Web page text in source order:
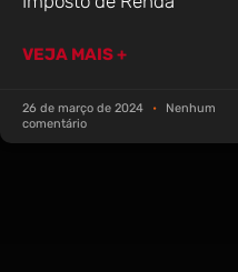
VEJA MAIS +
26 de março de 2024
Nenhum
comentário